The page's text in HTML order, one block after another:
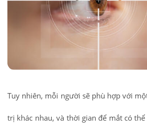
Tuy nhiên, mỗi người sẽ phù hợp với
trị khác nhau, và thời gian để mắt có